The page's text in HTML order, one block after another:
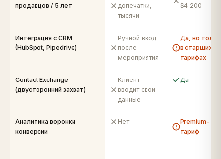
продавцов / 5 лет
допечатки,
тысячи
$4 200
Интеграция с CRM
(HubSpot, Pipedrive)
Ручной ввод
после
мероприятия
Да, но
в старших
тарифах
Contact Exchange
(двусторонний захват)
Клиент
вводит свои
данные
Да
Аналитика воронки
конверсии
Нет
Premium-
тариф